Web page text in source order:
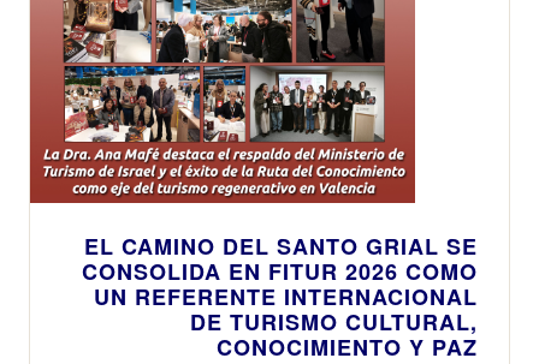
EL CAMINO DEL SANTO GRIAL SE
CONSOLIDA EN FITUR 2026 COMO
UN REFERENTE INTERNACIONAL
DE TURISMO CULTURAL,
CONOCIMIENTO Y PAZ